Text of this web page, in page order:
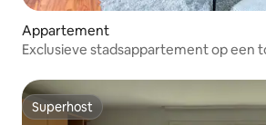
Appartement
Exclusieve stadsappartement op een
Superhost
Superhost